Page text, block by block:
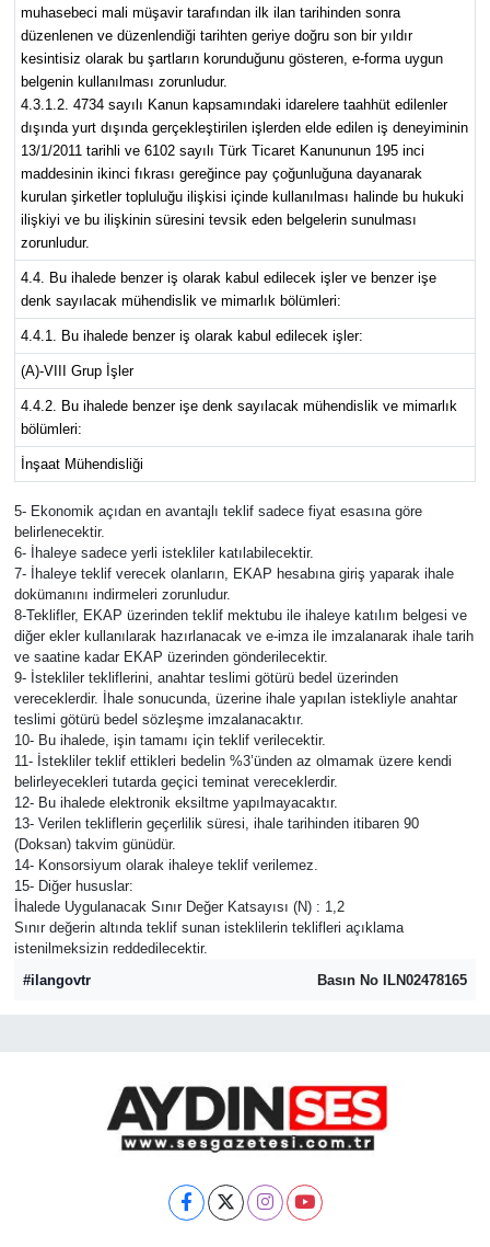
muhasebeci mali müşavir tarafından ilk ilan tarihinden sonra
düzenlenen ve düzenlendiği tarihten geriye doğru son bir yıldır
kesintisiz olarak bu şartların korunduğunu gösteren, e-forma uygun
belgenin kullanılması zorunludur.
4.3.1.2. 4734 sayılı Kanun kapsamındaki idarelere taahhüt edilenler
dışında yurt dışında gerçekleştirilen işlerden elde edilen iş deneyiminin
13/1/2011 tarihli ve 6102 sayılı Türk Ticaret Kanununun 195 inci
maddesinin ikinci fıkrası gereğince pay çoğunluğuna dayanarak
kurulan şirketler topluluğu ilişkisi içinde kullanılması halinde bu hukuki
ilişkiyi ve bu ilişkinin süresini tevsik eden belgelerin sunulması
zorunludur.
4.4. Bu ihalede benzer iş olarak kabul edilecek işler ve benzer işe
denk sayılacak mühendislik ve mimarlık bölümleri:
4.4.1. Bu ihalede benzer iş olarak kabul edilecek işler:
(A)-VIII Grup İşler
4.4.2. Bu ihalede benzer işe denk sayılacak mühendislik ve mimarlık
bölümleri:
İnşaat Mühendisliği
5- Ekonomik açıdan en avantajlı teklif sadece fiyat esasına göre
belirlenecektir.
6- İhaleye sadece yerli istekliler katılabilecektir.
7- İhaleye teklif verecek olanların, EKAP hesabına giriş yaparak ihale
dokümanını indirmeleri zorunludur.
8-Teklifler, EKAP üzerinden teklif mektubu ile ihaleye katılım belgesi ve
diğer ekler kullanılarak hazırlanacak ve e-imza ile imzalanarak ihale tarih
ve saatine kadar EKAP üzerinden gönderilecektir.
9- İstekliler tekliflerini, anahtar teslimi götürü bedel üzerinden
vereceklerdir. İhale sonucunda, üzerine ihale yapılan istekliyle anahtar
teslimi götürü bedel sözleşme imzalanacaktır.
10- Bu ihalede, işin tamamı için teklif verilecektir.
11- İstekliler teklif ettikleri bedelin %3’ünden az olmamak üzere kendi
belirleyecekleri tutarda geçici teminat vereceklerdir.
12- Bu ihalede elektronik eksiltme yapılmayacaktır.
13- Verilen tekliflerin geçerlilik süresi, ihale tarihinden itibaren 90
(Doksan) takvim günüdür.
14- Konsorsiyum olarak ihaleye teklif verilemez.
15- Diğer hususlar:
İhalede Uygulanacak Sınır Değer Katsayısı (N) : 1,2
Sınır değerin altında teklif sunan isteklilerin teklifleri açıklama
istenilmeksizin reddedilecektir.
#ilangovtr
Basın No ILN02478165